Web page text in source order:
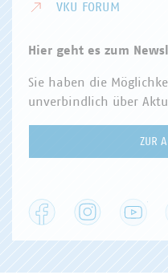
VKU FORUM
Hier geht es zum
Sie haben die
unverbindlich über
ZUR
Facebook Instagram